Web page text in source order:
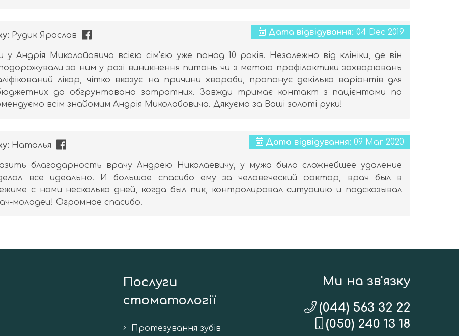
Дата відвідування: 04 Dec 2019
Рудик Ярослав
у Андрія Миколайовича всією сім'єю уже понад 10 років. Незалежно від клініки, де він
за ним у разі виникнення питань чи з метою профілактики захворювань
лікар, чітко вказує на причини хвороби, пропонує декілька варіантів для
бюджетних до обгрунтовано затратних. Завжди тримає контакт з пацієнтами по
всім знайомим Андрія Миколайовича. Дякуємо за Ваші золоті руки!
Дата відвідування: 09 Mar 2020
Наталья
благодарность врачу Андрею Николаевичу, у мужа было сложнейшее удаление
все идеально. И большое спасибо ему за человеческий фактор, врач был в
с нами несколько дней, когда был пик, контролировал ситуацию и подсказывал
молодец! Огромное спасибо.
Послуги
стоматології
Протезування зубів
Ми на зв'язку
(044) 563 32 22
(050) 240 13 18